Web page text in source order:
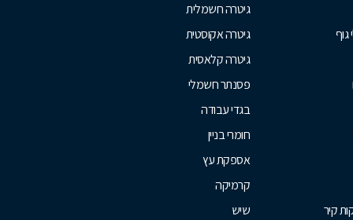
גוף
קיר
גיטרה חשמלית
גיטרה אקוסטית
גיטרה קלאסית
פסנתר חשמלי
בגדי עבודה
חומרי בניין
אספקת עץ
קרמיקה
שיש